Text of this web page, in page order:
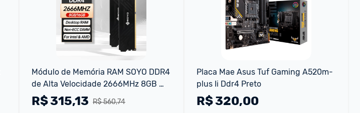
Módulo de Memória RAM SOYO DDR4
de Alta Velocidade 2666MHz 8GB
16GB para Desktop PC4-21300 1.2V
CL20 288-Pinos Non-EC
R$ 560,74
R$315,13
Placa Mae Asus Tuf Gaming A520m-
plus Ii Ddr4 Preto
R$320,00